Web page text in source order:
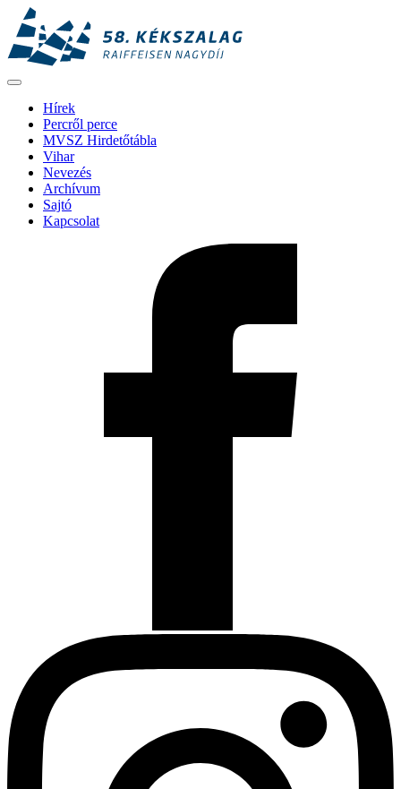
Hírek
Percről perce
MVSZ Hirdetőtábla
Vihar
Nevezés
Archívum
Sajtó
Kapcsolat